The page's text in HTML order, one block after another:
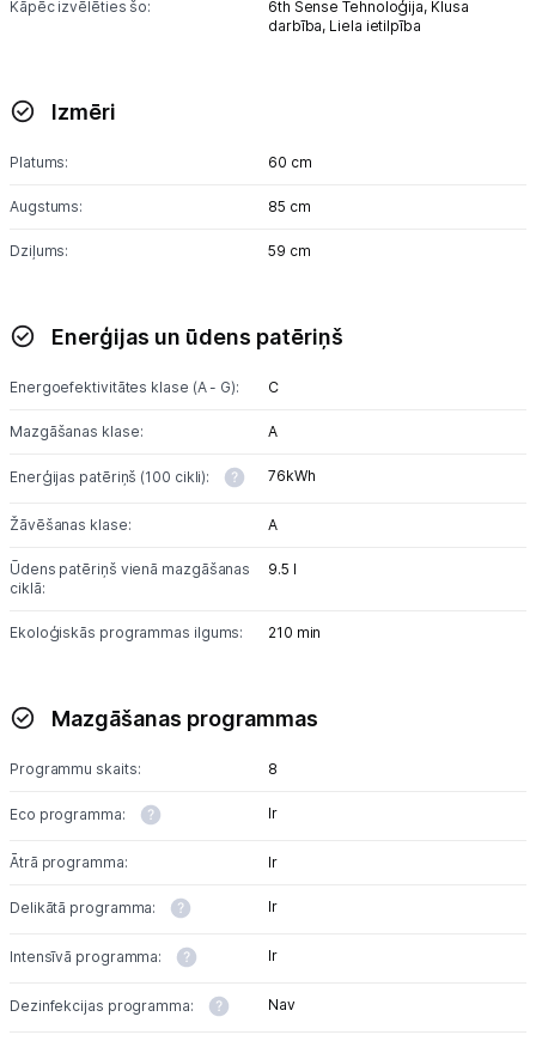
Kāpēc izvēlēties šo: 6th Sense Tehnoloģija, Klusa
darbība, Liela ietilpība
Izmēri
Platums: 60 cm
Augstums: 85 cm
Dziļums: 59 cm
Enerģijas un ūdens patēriņš
Energoefektivitātes klase (A - G): C
Mazgāšanas klase: A
Enerģijas patēriņš (100 cikli): 76kWh
Žāvēšanas klase: A
Ūdens patēriņš vienā mazgāšanas
ciklā:
9.5 l
Ekoloģiskās programmas ilgums: 210 min
Mazgāšanas programmas
Programmu skaits: 8
Eco programma: Ir
Ātrā programma: Ir
Delikātā programma: Ir
Intensīvā programma: Ir
Dezinfekcijas programma: Nav